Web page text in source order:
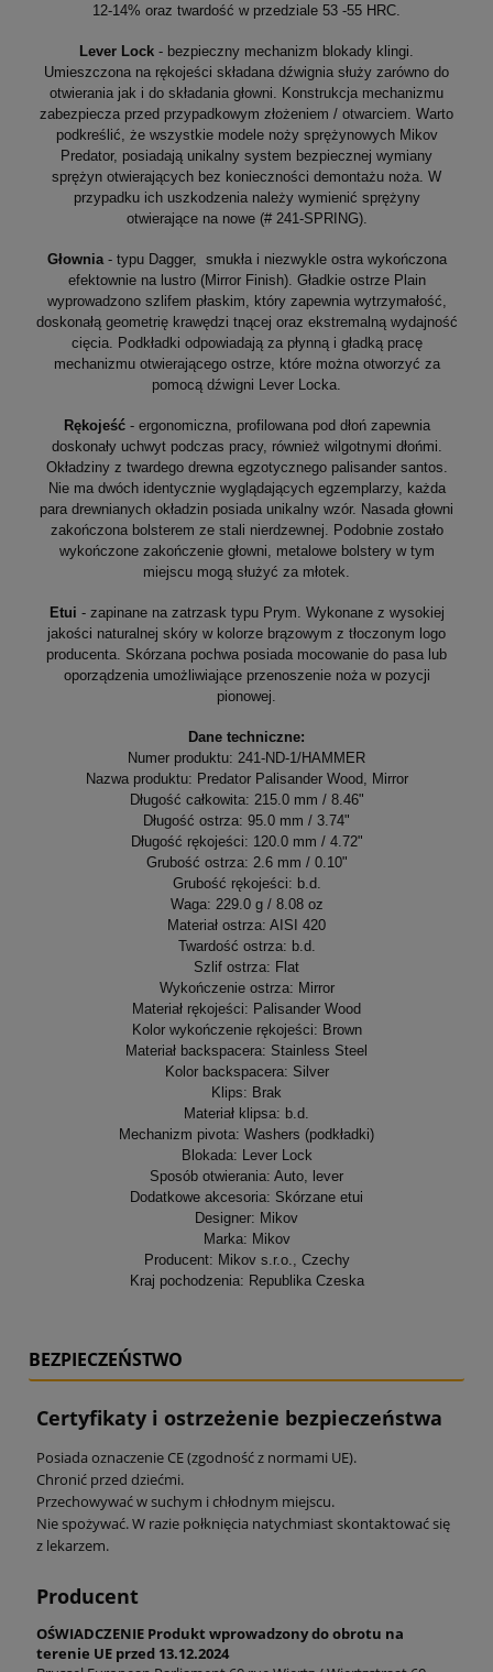
12-14% oraz twardość w przedziale 53 -55 HRC.
Lever Lock - bezpieczny mechanizm blokady klingi.
Umieszczona na rękojeści składana dźwignia służy zarówno do
otwierania jak i do składania głowni. Konstrukcja mechanizmu
zabezpiecza przed przypadkowym złożeniem / otwarciem. Warto
podkreślić, że wszystkie modele noży sprężynowych Mikov
Predator, posiadają unikalny system bezpiecznej wymiany
sprężyn otwierających bez konieczności demontażu noża. W
przypadku ich uszkodzenia należy wymienić sprężyny
otwierające na nowe (# 241-SPRING).
Głownia - typu Dagger, smukła i niezwykle ostra wykończona
efektownie na lustro (Mirror Finish). Gładkie ostrze Plain
wyprowadzono szlifem płaskim, który zapewnia wytrzymałość,
doskonałą geometrię krawędzi tnącej oraz ekstremalną wydajność
cięcia. Podkładki odpowiadają za płynną i gładką pracę
mechanizmu otwierającego ostrze, które można otworzyć za
pomocą dźwigni Lever Locka.
Rękojeść - ergonomiczna, profilowana pod dłoń zapewnia
doskonały uchwyt podczas pracy, również wilgotnymi dłońmi.
Okładziny z twardego drewna egzotycznego palisander santos.
Nie ma dwóch identycznie wyglądających egzemplarzy, każda
para drewnianych okładzin posiada unikalny wzór. Nasada głowni
zakończona bolsterem ze stali nierdzewnej. Podobnie zostało
wykończone zakończenie głowni, metalowe bolstery w tym
miejscu mogą służyć za młotek.
Etui - zapinane na zatrzask typu Prym. Wykonane z wysokiej
jakości naturalnej skóry w kolorze brązowym z tłoczonym logo
producenta. Skórzana pochwa posiada mocowanie do pasa lub
oporządzenia umożliwiające przenoszenie noża w pozycji
pionowej.
Dane techniczne:
Numer produktu: 241-ND-1/HAMMER
Nazwa produktu: Predator Palisander Wood, Mirror
Długość całkowita: 215.0 mm / 8.46"
Długość ostrza: 95.0 mm / 3.74"
Długość rękojeści: 120.0 mm / 4.72"
Grubość ostrza: 2.6 mm / 0.10"
Grubość rękojeści: b.d.
Waga: 229.0 g / 8.08 oz
Materiał ostrza: AISI 420
Twardość ostrza: b.d.
Szlif ostrza: Flat
Wykończenie ostrza: Mirror
Materiał rękojeści: Palisander Wood
Kolor wykończenie rękojeści: Brown
Materiał backspacera: Stainless Steel
Kolor backspacera: Silver
Klips: Brak
Materiał klipsa: b.d.
Mechanizm pivota: Washers (podkładki)
Blokada: Lever Lock
Sposób otwierania: Auto, lever
Dodatkowe akcesoria: Skórzane etui
Designer: Mikov
Marka: Mikov
Producent: Mikov s.r.o., Czechy
Kraj pochodzenia: Republika Czeska
BEZPIECZEŃSTWO
Certyfikaty i ostrzeżenie bezpieczeństwa
Posiada oznaczenie CE (zgodność z normami UE).
Chronić przed dziećmi.
Przechowywać w suchym i chłodnym miejscu.
Nie spożywać. W razie połknięcia natychmiast skontaktować się
z lekarzem.
Producent
OŚWIADCZENIE Produkt wprowadzony do obrotu na
terenie UE przed 13.12.2024